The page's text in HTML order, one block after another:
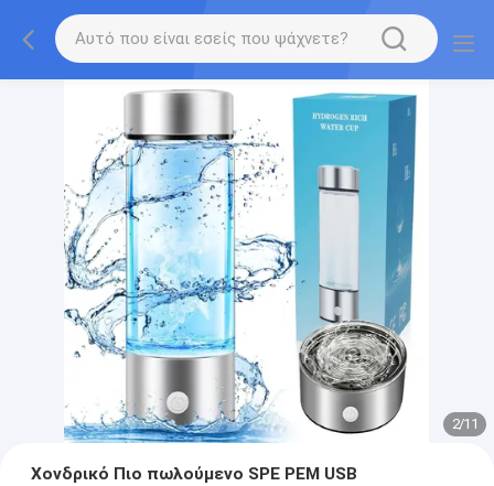
2/11
Χονδρικό Πιο πωλούμενο SPE PEM USB